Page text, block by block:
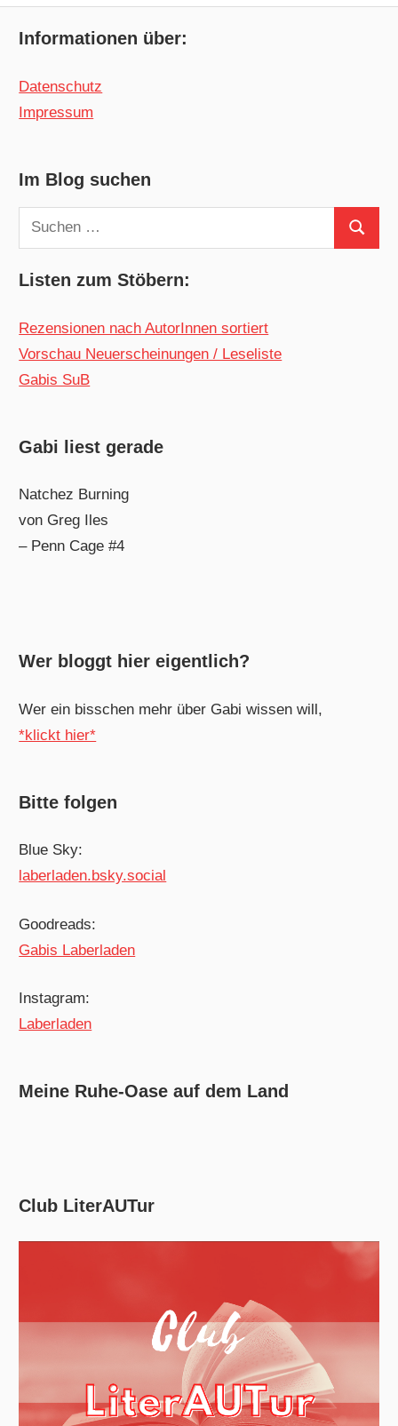
Informationen über:
Datenschutz
Impressum
Im Blog suchen
Suchen
nach:
Suchen
Listen zum Stöbern:
Rezensionen nach AutorInnen sortiert
Vorschau Neuerscheinungen / Leseliste
Gabis SuB
Gabi liest gerade
Natchez Burning
von Greg Iles
– Penn Cage #4
Wer bloggt hier eigentlich?
Wer ein bisschen mehr über Gabi wissen will,
*klickt hier*
Bitte folgen
Blue Sky:
laberladen.bsky.social
Goodreads:
Gabis Laberladen
Instagram:
Laberladen
Meine Ruhe-Oase auf dem Land
Club LiterAUTur